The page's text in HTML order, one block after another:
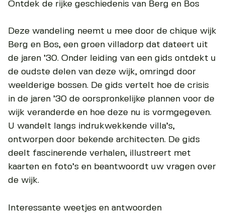
Ontdek de rijke geschiedenis van Berg en Bos
Deze wandeling neemt u mee door de chique wijk
Berg en Bos, een groen villadorp dat dateert uit
de jaren ’30. Onder leiding van een gids ontdekt u
de oudste delen van deze wijk, omringd door
weelderige bossen. De gids vertelt hoe de crisis
in de jaren ’30 de oorspronkelijke plannen voor de
wijk veranderde en hoe deze nu is vormgegeven.
U wandelt langs indrukwekkende villa’s,
ontworpen door bekende architecten. De gids
deelt fascinerende verhalen, illustreert met
kaarten en foto’s en beantwoordt uw vragen over
de wijk.
Interessante weetjes en antwoorden